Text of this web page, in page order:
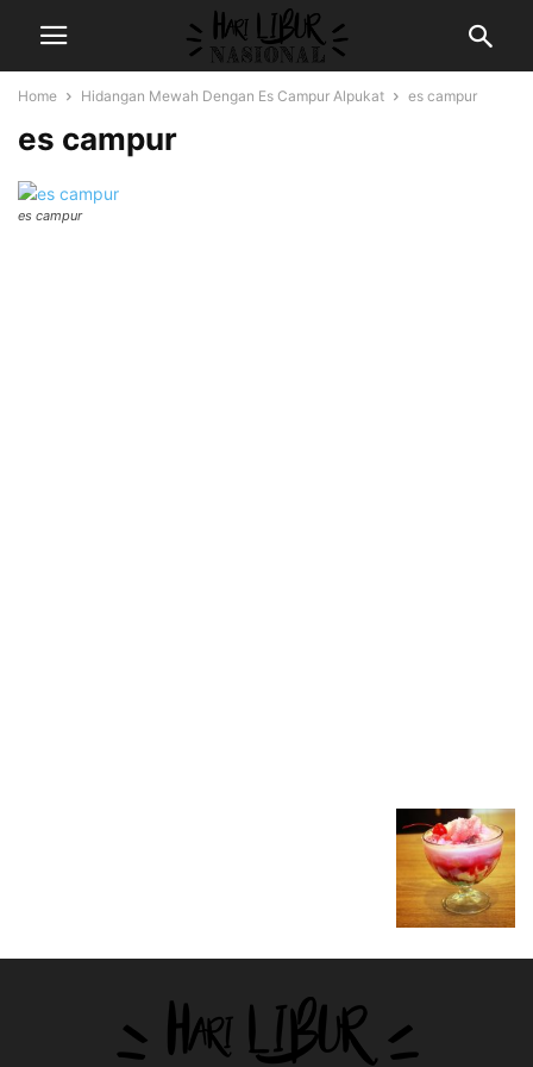
Home Hidangan Mewah Dengan Es Campur Alpukat es campur
es campur
es campur